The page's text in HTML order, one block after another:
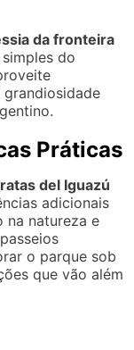
da fronteira
do
grandiosidade
Práticas
del Iguazú
adicionais
na natureza e
o parque sob
que vão além